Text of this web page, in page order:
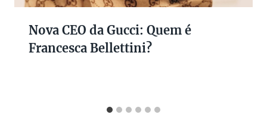
Nova CEO da Gucci: Quem é
Francesca Bellettini?